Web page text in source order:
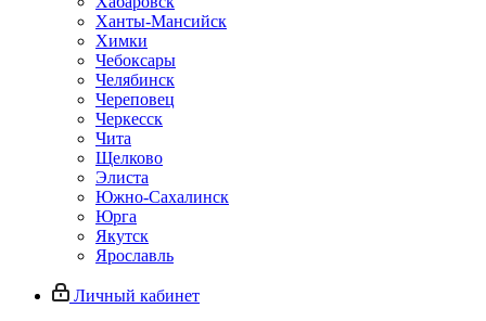
Ханты-Мансийск
Химки
Чебоксары
Челябинск
Череповец
Черкесск
Чита
Щелково
Элиста
Южно-Сахалинск
Юрга
Якутск
Ярославль
Личный кабинет